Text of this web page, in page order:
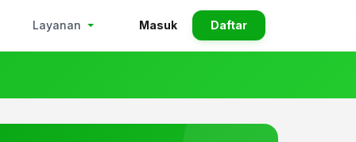
Layanan Masuk Daftar